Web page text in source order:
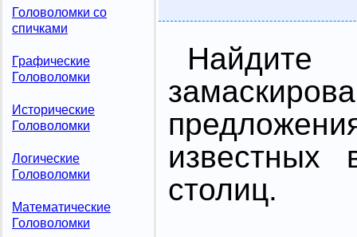
Головоломки со
спичками
Графические
Головоломки
Исторические
Головоломки
Логические
Головоломки
Математические
Головоломки
столиц.